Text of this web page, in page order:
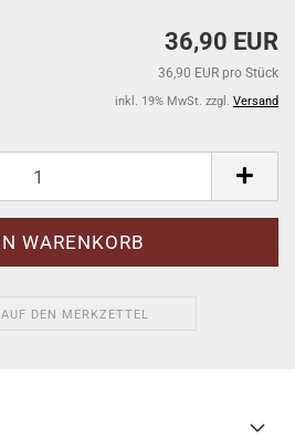
36,90 EUR
36,90 EUR pro Stück
inkl. 19% MwSt. zzgl. Versand
AUF DEN MERKZETTEL